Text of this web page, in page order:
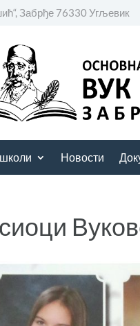
Забрђе 76330 Угљевик
Новости